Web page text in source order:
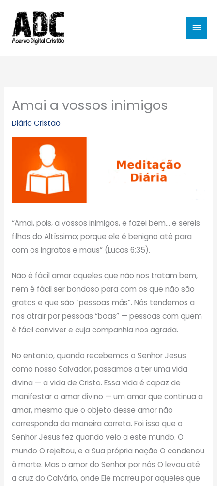
para
conteúdo
Amai a vossos inimigos
Diário Cristão
“Amai, pois, a vossos inimigos, e fazei bem… e sereis
filhos do Altíssimo; porque ele é benigno até para
com os ingratos e maus” (Lucas 6:35).
Não é fácil amar aqueles que não nos tratam bem,
nem é fácil ser bondoso para com os que não são
gratos e que são “pessoas más”. Nós tendemos a
nos atrair por pessoas “boas” — pessoas com quem
é fácil conviver e cuja companhia nos agrada.
No entanto, quando recebemos o Senhor Jesus
como nosso Salvador, passamos a ter uma vida
divina — a vida de Cristo. Essa vida é capaz de
manifestar o amor divino — um amor que continua a
amar, mesmo que o objeto desse amor não
corresponda da maneira correta. Foi isso que o
Senhor Jesus fez quando veio a este mundo. O
mundo O rejeitou, e a Sua própria nação O condenou
à morte. Mas o amor do Senhor por nós O levou até
a cruz do Calvário, onde Ele morreu por aqueles que